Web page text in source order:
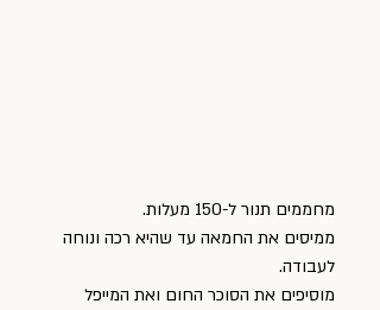
מחממים תנור ל-150 מעלות.
ממיסים את החמאה עד שהיא רכה ונוחה
לעבודה.
מוסיפים את הסוכר החום ואת המייפל